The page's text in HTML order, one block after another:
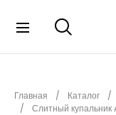
НОВИНКИ
Главная Каталог
Слитный купальник